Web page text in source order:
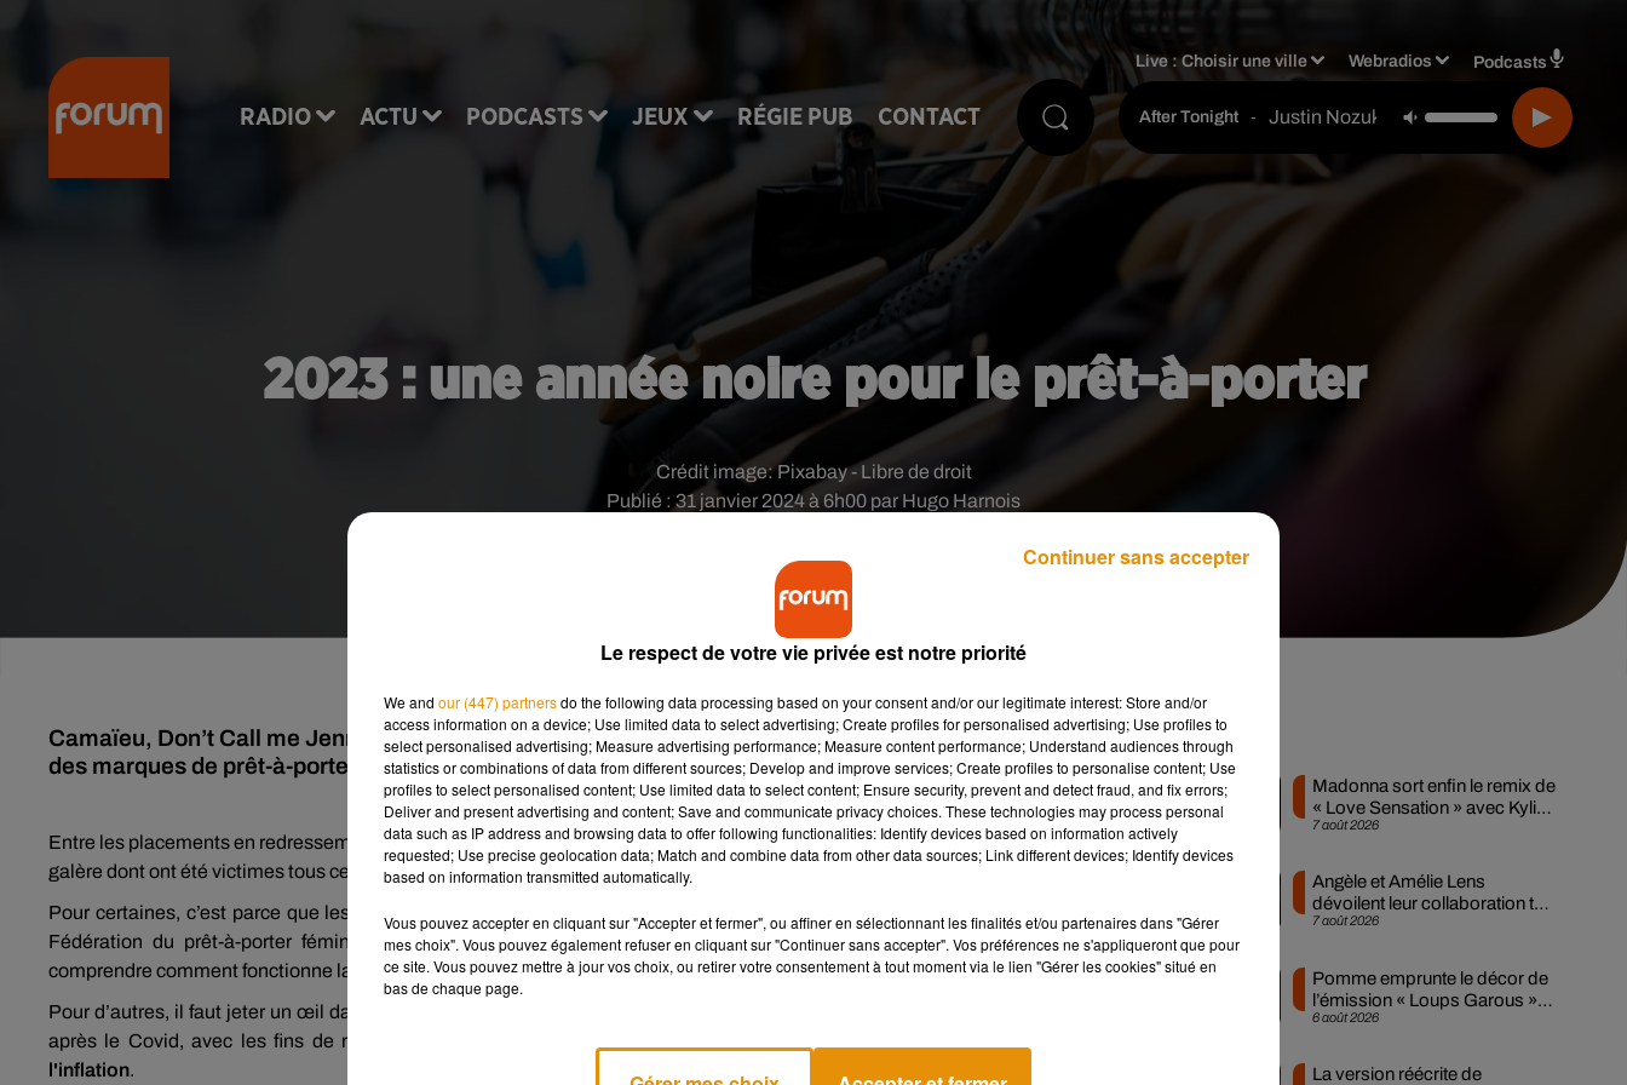
RADIO ACTU PODCASTS JEUX RÉGIE PUB CONTACT
Live :Choisir une ville Webradios Podcasts
After Tonight - Justin Nozuka
2023 : une année noire pour le prêt-à-porter
Publié : 31 janvier 2024 à 6h00 par Hugo Harnois
Crédit image:Pixabay - Libre de droit
Camaïeu, Don’t Call me Jennyfer, André, San Marina, Kookaï, Naf Naf, Pimkie… La liste est longue
des marques de prêt-à-porter qui ont connu une année noire en 2023.
Entre les placements en redressement judiciaire, les réductions d’effectifs, ou les liquidations, comment peut-on expliquer la
galère dont ont été victimes tous ces magasins ? Cela dépend des enseignes.
Pour certaines, c’est parce que les reprises d’activités
Fédération du prêt-à-porter féminin, il faudrait que les liquidateurs et mandatairesaient de vraies formationspour
comprendre comment fonctionne la mode.
Pour d’autres, il faut jeter un œil dans le rétroviseur et retourner à l’été 2022, quand tout était rose pour le secteur du textile
après le Covid, avec les fins de rupture d’approvisionnement et de grosses commande. Sauf que fin 2022 est arrivée
l'inflation.
Musique
7 août 2026
Madonna sort enfin le remix de
« Love Sensation » avec Kylie
Minogue
7 août 2026
Angèle et Amélie Lens
dévoilent leur collaboration tant
attendue
6 août 2026
Pomme emprunte le décor de
l’émission « Loups Garous »
pour son...
La version réécrite de
Le respect de votre vie privée est notre priorité
We and our (447) partnersdo the following data processing based on your consent and/or our legitimate interest: Store and/or
access information on a device; Use limited data to select advertising; Create profiles for personalised advertising; Use profiles to
select personalised advertising; Measure advertising performance; Measure content performance; Understand audiences through
statistics or combinations of data from different sources; Develop and improve services; Create profiles to personalise content; Use
profiles to select personalised content; Use limited data to select content; Ensure security, prevent and detect fraud, and fix errors;
Deliver and present advertising and content; Save and communicate privacy choices. These technologies may process personal
data such as IP address and browsing data to offer following functionalities: Identify devices based on information actively
requested; Use precise geolocation data; Match and combine data from other data sources; Link different devices; Identify devices
based on information transmitted automatically.
Vous pouvez accepter en cliquant sur "Accepter et fermer", ou affiner en sélectionnant les finalités et/ou partenaires dans "Gérer
mes choix". Vous pouvez également refuser en cliquant sur "Continuer sans accepter". Vos préférences ne s'appliqueront que pour
ce site. Vous pouvez mettre à jour vos choix, ou retirer votre consentement à tout moment via le lien "Gérer les cookies" situé en
bas de chaque page.
Continuer sans accepter